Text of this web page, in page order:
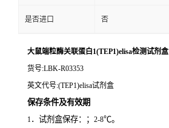
是否进口 否
大鼠端粒酶关联蛋白1(TEP1)elisa检测试剂盒
货号:LBK-R03353
英文代号:(TEP1)elisa试剂盒
保存条件及有效期
1．试剂盒保存：； 2-8℃。